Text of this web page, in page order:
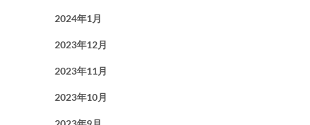
2024年1月
2023年12月
2023年11月
2023年10月